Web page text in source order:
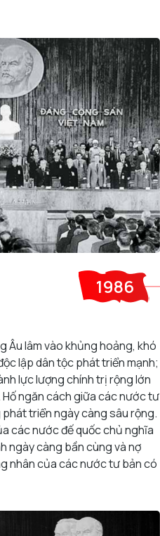
1986
Âu lâm vào khủng hoảng, khó
lập dân tộc phát triển mạnh;
lực lượng chính trị rộng lớn
ngăn cách giữa các nước tư
triển ngày càng sâu rộng.
các nước đế quốc chủ nghĩa
ngày càng bần cùng và nợ
nhân của các nước tư bản có